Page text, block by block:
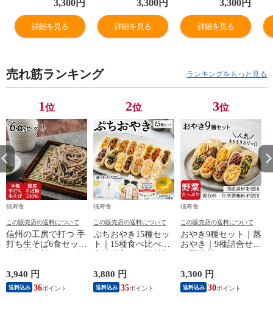
さい・ポテト・
あんこ・なす・
切干大根・に
｜送料無料
3,300円
詳細を見る
さい・ポテト・
あんこ・なす・
切干大根・に
料無料
3,300円
詳細を見る
さい・ポテト・
あんこ・なす・
切干大根・に
送料無料
3,300円
詳細を見る
売れ筋ランキング ランキングをもっと見る
1位
信寿食
この販売店の送料について
信州の工房で打つ 手
打ち生そば6食セット
3,940 円
送料込み 36
2位
信寿食
この販売店の送料について
ぷちおやき15種セッ
ト｜15種食べ比べ｜
3,880 円
送料込み 35
3位
信寿食
この販売店の送料について
おやき9種セット｜蒸
おやき｜9種詰合せ
んこ・なす・切干大
根・にら・かぼち
ゃ）｜エコ包装｜送
3,300 円
送料込み 30